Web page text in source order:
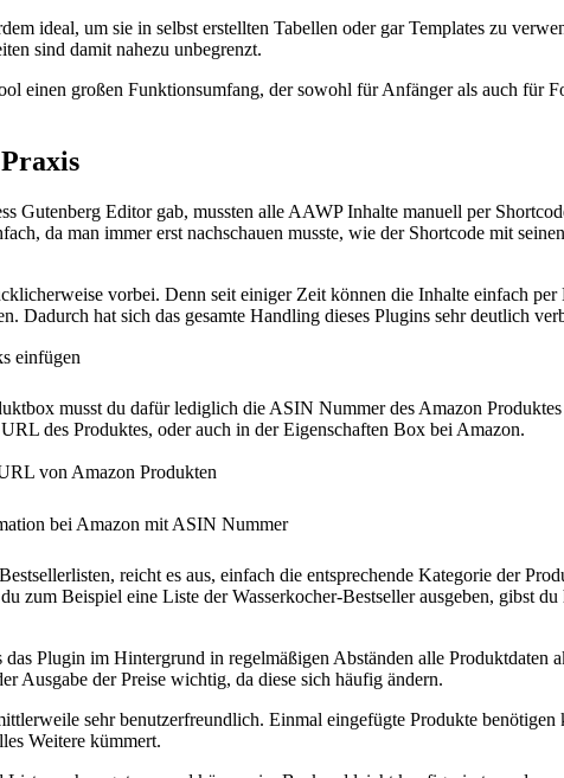
ideal, um sie in selbst erstellten Tabellen oder gar Templates zu
sind damit nahezu unbegrenzt.
einen großen Funktionsumfang, der sowohl für Anfänger als auch für
Gutenberg Editor gab, mussten alle AAWP Inhalte manuell per
da man immer erst nachschauen musste, wie der Shortcode mit
vorbei. Denn seit einiger Zeit können die Inhalte einfach
Dadurch hat sich das gesamte Handling dieses Plugins sehr deutlich
musst du dafür lediglich die ASIN Nummer des Amazon
des Produktes, oder auch in der Eigenschaften Box bei Amazon.
reicht es aus, einfach die entsprechende Kategorie der
zum Beispiel eine Liste der Wasserkocher-Bestseller ausgeben, gibst
das Plugin im Hintergrund in regelmäßigen Abständen alle Produktdaten
Ausgabe der Preise wichtig, da diese sich häufig ändern.
sehr benutzerfreundlich. Einmal eingefügte Produkte benötigen
Weitere kümmert.